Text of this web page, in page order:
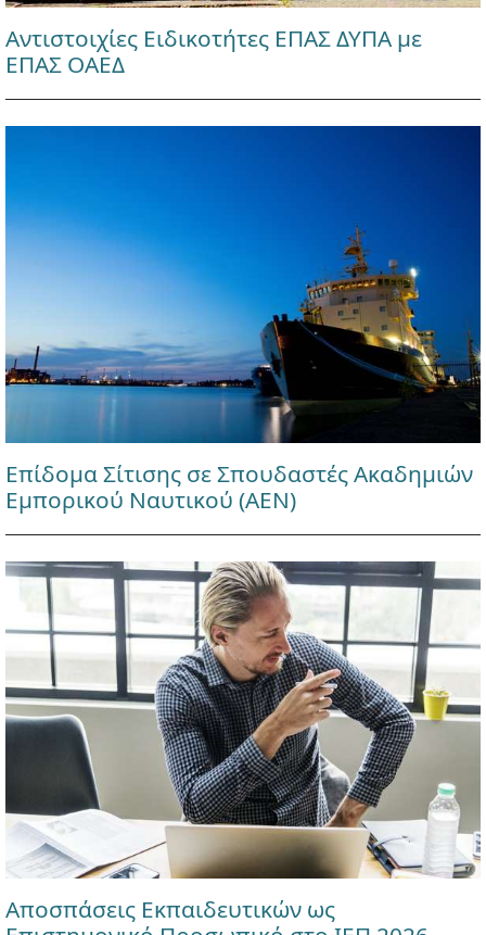
Αντιστοιχίες Ειδικοτήτες ΕΠΑΣ ΔΥΠΑ με
ΕΠΑΣ ΟΑΕΔ
Επίδομα Σίτισης σε Σπουδαστές Ακαδημιών
Εμπορικού Ναυτικού (ΑΕΝ)
Αποσπάσεις Εκπαιδευτικών ως